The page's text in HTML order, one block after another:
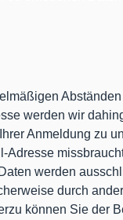
werden wir
Anmeldung zu
werden
durch
können Sie der